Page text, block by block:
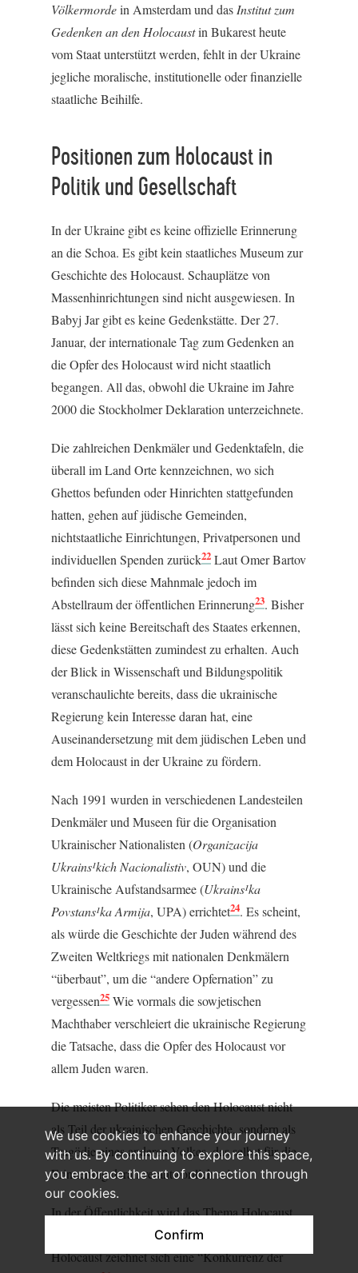
We use cookies to enhance your journey
with us. By continuing to explore this space,
you embrace the art of connection through
our cookies.
Confirm
Völkermordein Amsterdam und das Institut zum
Gedenken an den Holocaustin Bukarest heute
vom Staat unterstützt werden, fehlt in der Ukraine
jegliche moralische, institutionelle oder finanzielle
staatliche Beihilfe.
Positionen zum Holocaust in
Politik und Gesellschaft
In der Ukraine gibt es keine offizielle Erinnerung
an die Schoa. Es gibt kein staatliches Museum zur
Geschichte des Holocaust. Schauplätze von
Massenhinrichtungen sind nicht ausgewiesen. In
Babyj Jar gibt es keine Gedenkstätte. Der 27.
Januar, der internationale Tag zum Gedenken an
die Opfer des Holocaust wird nicht staatlich
begangen. All das, obwohl die Ukraine im Jahre
2000 die Stockholmer Deklaration unterzeichnete.
Die zahlreichen Denkmäler und Gedenktafeln, die
überall im Land Orte kennzeichnen, wo sich
Ghettos befunden oder Hinrichten stattgefunden
hatten, gehen auf jüdische Gemeinden,
nichtstaatliche Einrichtungen, Privatpersonen und
individuellen Spenden zurück22 Laut Omer Bartov
befinden sich diese Mahnmale jedoch im
Abstellraum der öffentlichen Erinnerung23. Bisher
lässt sich keine Bereitschaft des Staates erkennen,
diese Gedenkstätten zumindest zu erhalten. Auch
der Blick in Wissenschaft und Bildungspolitik
veranschaulichte bereits, dass die ukrainische
Regierung kein Interesse daran hat, eine
Auseinandersetzung mit dem jüdischen Leben und
dem Holocaust in der Ukraine zu fördern.
Nach 1991 wurden in verschiedenen Landesteilen
Denkmäler und Museen für die Organisation
Ukrainischer Nationalisten (Organizacija
Ukrains¹kich Nacionalistiv, OUN) und die
Ukrainische Aufstandsarmee (Ukrains¹ka
Povstans¹ka Armija, UPA) errichtet24. Es scheint,
als würde die Geschichte der Juden während des
Zweiten Weltkriegs mit nationalen Denkmälern
“überbaut”, um die “andere Opfernation” zu
vergessen25 Wie vormals die sowjetischen
Machthaber verschleiert die ukrainische Regierung
die Tatsache, dass die Opfer des Holocaust vor
allem Juden waren.
Die meisten Politiker sehen den Holocaust nicht
als Teil der ukrainischen Geschichte, sondern als
Tragödie eines anderen Volkes, das selbst für die
Erinnerung daran verantwortlich sei.
In der Öffentlichkeit wird das Thema Holocaust
kaum diskutiert. Statt eines Gedenkens an den
Holocaust zeichnet sich eine “Konkurrenz der